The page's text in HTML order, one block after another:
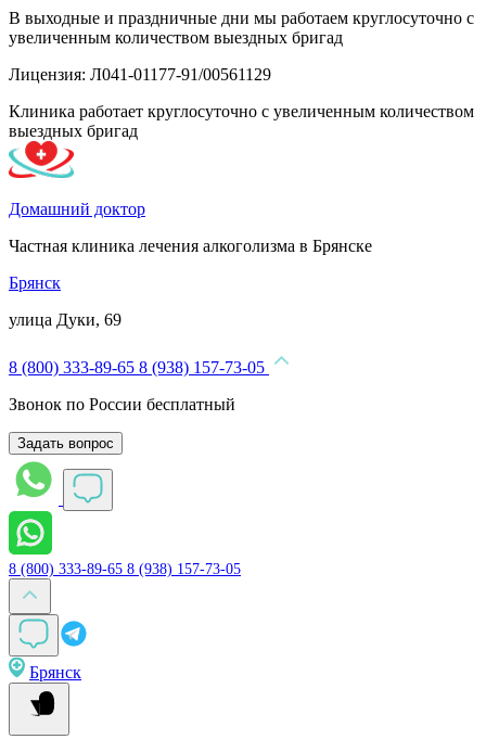
В выходные и праздничные дни мы работаем круглосуточно с
увеличенным количеством выездных бригад
Лицензия: Л041-01177-91/00561129
Клиника работает круглосуточно с увеличенным количеством
выездных бригад
Домашний доктор
Частная клиника лечения алкоголизма в Брянске
Брянск
улица Дуки, 69
8 (800) 333-89-65 8 (938) 157-73-05
Звонок по России бесплатный
Задать вопрос
8 (800) 333-89-65 8 (938) 157-73-05
Брянск